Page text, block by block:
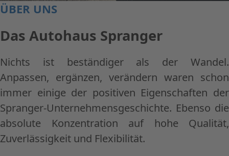
ÜBER UNS
Das Autohaus Spranger
Nichts ist beständiger als der Wandel.
Anpassen, ergänzen, verändern waren schon
immer einige der positiven Eigenschaften der
Spranger-Unternehmensgeschichte. Ebenso die
absolute Konzentration auf hohe Qualität,
Zuverlässigkeit und Flexibilität.